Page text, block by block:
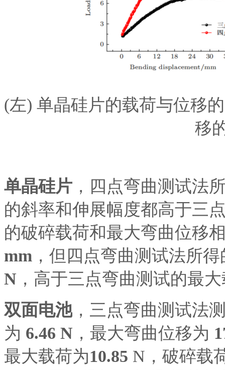
(左) 单晶硅片的载荷与位移
移
单晶硅片 ， 四点弯曲测试法
的斜率和伸展幅度都高于三
的破碎载荷和最大弯曲位移
mm ， 但四点弯曲测试法所
N ， 高于三点弯曲测试的最
双面电池 ， 三点弯曲测试法
为 6.46 N ， 最大弯曲位移为
最大载荷为10.85 N ， 破碎载